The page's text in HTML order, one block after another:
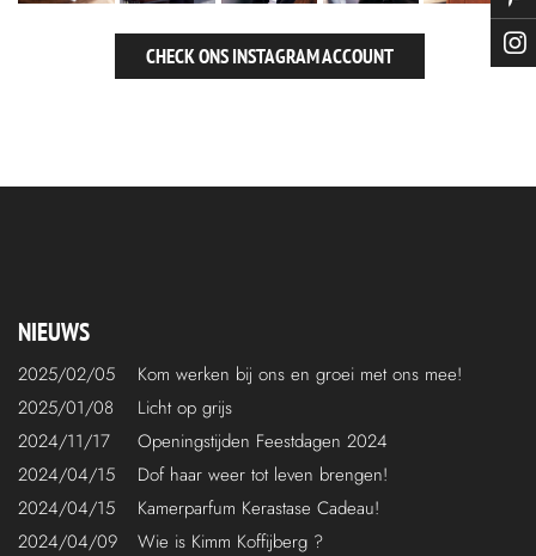
CHECK ONS INSTAGRAM ACCOUNT
NIEUWS
2025/02/05
Kom werken bij ons en groei met ons mee!
2025/01/08
Licht op grijs
2024/11/17
Openingstijden Feestdagen 2024
2024/04/15
Dof haar weer tot leven brengen!
2024/04/15
Kamerparfum Kerastase Cadeau!
2024/04/09
Wie is Kimm Koffijberg ?